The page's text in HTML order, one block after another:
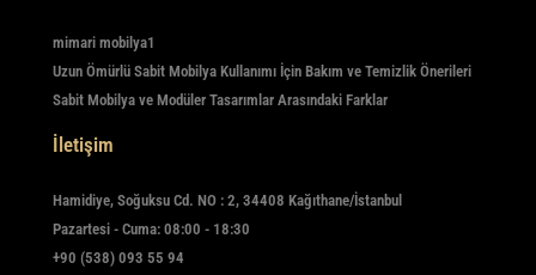
mimari mobilya1
Uzun Ömürlü Sabit Mobilya Kullanımı İçin Bakım ve Temizlik Önerileri
Sabit Mobilya ve Modüler Tasarımlar Arasındaki Farklar
İletişim
Hamidiye, Soğuksu Cd. NO : 2, 34408 Kağıthane/İstanbul
Pazartesi - Cuma: 08:00 - 18:30
+90 (538) 093 55 94